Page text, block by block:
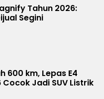
Tahun 2026:
Segini
600 km, Lepas E4
Cocok Jadi SUV Listrik